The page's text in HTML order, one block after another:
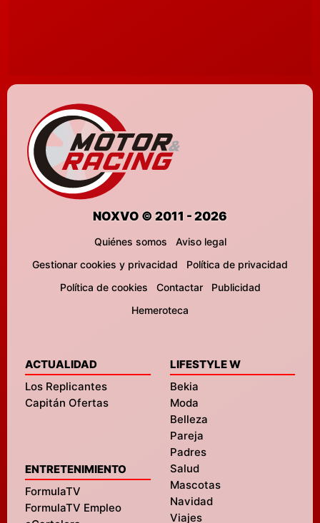
NOXVO © 2011 - 2026
Quiénes somos
Aviso legal
Gestionar cookies y privacidad
Política de privacidad
Política de cookies
Contactar
Publicidad
Hemeroteca
ACTUALIDAD
Los Replicantes
Capitán Ofertas
ENTRETENIMIENTO
FormulaTV
FormulaTV Empleo
LIFESTYLE W
Bekia
Moda
Belleza
Pareja
Padres
Salud
Mascotas
Navidad
Viajes